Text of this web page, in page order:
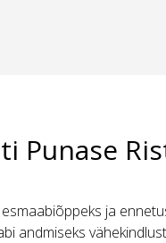
Punase
ja
andmiseks